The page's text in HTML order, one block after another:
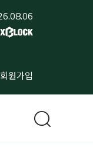
회원가입